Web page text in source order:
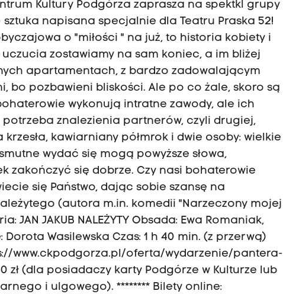
Kultury Podgórza zaprasza na spektkl grupy
sztuka napisana specjalnie dla Teatru Praska 52!
o "miłości " na już, to historia kobiety i
zostawiamy na sam koniec, a im bliżej
apartamentach, z bardzo zadowalającym
bo pozbawieni bliskości. Ale po co żale, skoro są
wykonują intratne zawody, ale ich
potrzeba znalezienia partnerów, czyli drugiej,
kawiarniany półmrok i dwie osoby: wielkie
wydać się mogą powyższe słowa,
zakończyć się dobrze. Czy nasi bohaterowie
się Państwo, dając sobie szansę na
(autora m.in. komedii "Narzeczony mojej
JAN JAKUB NALEŻYTY Obsada: Ewa Romaniak,
Wasilewska Czas: 1 h 40 min. (z przerwą)
www.ckpodgorza.pl/oferta/wydarzenie/pantera-
zł (dla posiadaczy karty Podgórze w Kulturze lub
i ulgowego). ******** Bilety online: